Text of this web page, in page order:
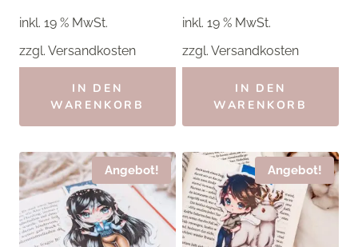
3,50 €2,80 €.
inkl. 19 % MwSt.
zzgl. Versandkosten
IN DEN
WARENKORB
3,50 €2,80 €.
inkl. 19 % MwSt.
zzgl. Versandkosten
IN DEN
WARENKORB
Angebot! Angebot!